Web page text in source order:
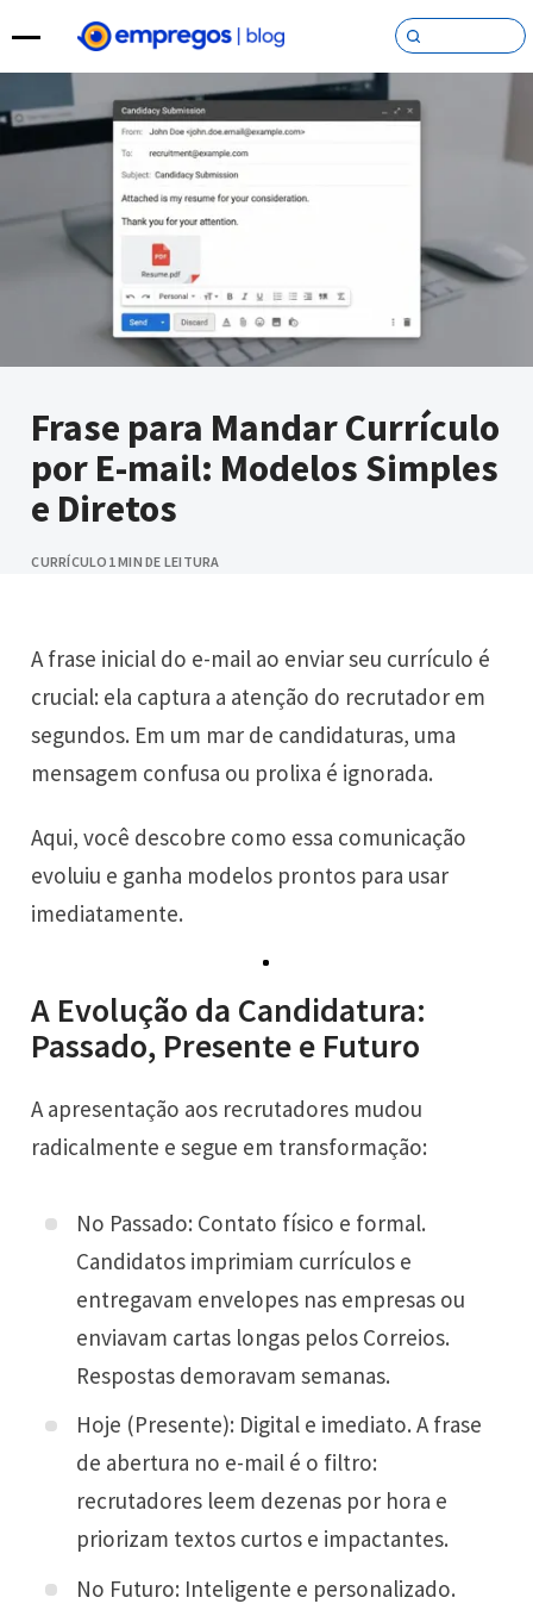
Pular para o conteúdo
Frase para Mandar Currículo
por E-mail: Modelos Simples
e Diretos
CURRÍCULO 1 MIN DE LEITURA
A frase inicial do e-mail ao enviar seu currículo é
crucial: ela captura a atenção do recrutador em
segundos. Em um mar de candidaturas, uma
mensagem confusa ou prolixa é ignorada.
Aqui, você descobre como essa comunicação
evoluiu e ganha modelos prontos para usar
imediatamente.
A Evolução da Candidatura:
Passado, Presente e Futuro
A apresentação aos recrutadores mudou
radicalmente e segue em transformação:
No Passado: Contato físico e formal.
Candidatos imprimiam currículos e
entregavam envelopes nas empresas ou
enviavam cartas longas pelos Correios.
Respostas demoravam semanas.
Hoje (Presente): Digital e imediato. A frase
de abertura no e-mail é o filtro:
recrutadores leem dezenas por hora e
priorizam textos curtos e impactantes.
No Futuro: Inteligente e personalizado.